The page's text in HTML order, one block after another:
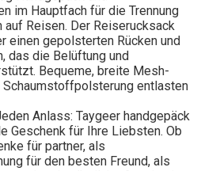
im Hauptfach für die Trennung
auf Reisen. Der Reiserucksack
einen gepolsterten Rücken und
das die Belüftung und
Bequeme, breite Mesh-
Schaumstoffpolsterung entlasten
Anlass: Taygeer handgepäck
Geschenk für Ihre Liebsten. Ob
für partner, als
für den besten Freund, als